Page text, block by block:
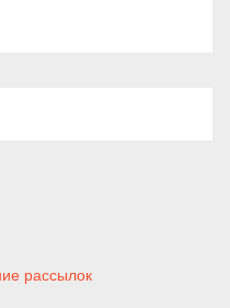
рассылок